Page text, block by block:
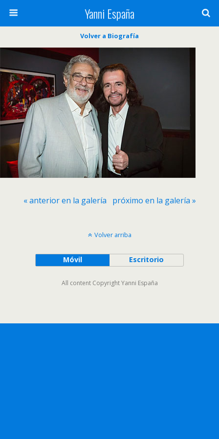
Yanni España
Volver a Biografía
« anterior en la galería próximo en la galería »
Volver arriba
Móvil Escritorio
All content Copyright Yanni España